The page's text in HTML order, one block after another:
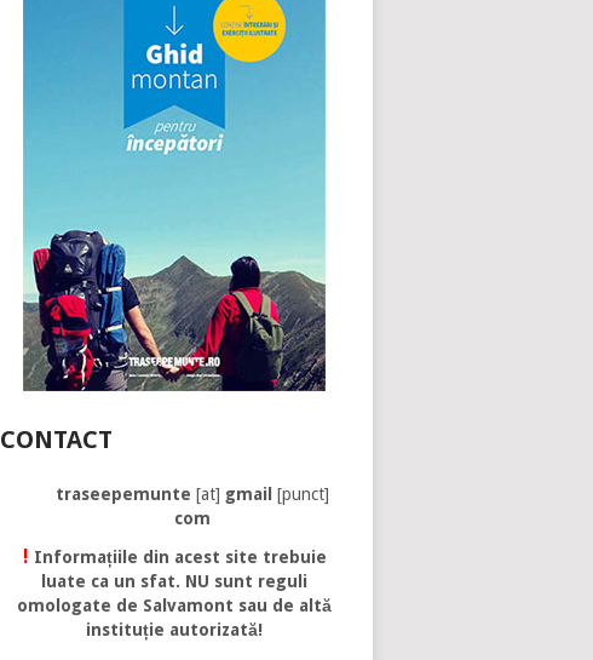
CONTACT
traseepemunte [at] gmail [punct]
com
! Informațiile din acest site trebuie
luate ca un sfat. NU sunt reguli
omologate de Salvamont sau de altă
instituție autorizată!